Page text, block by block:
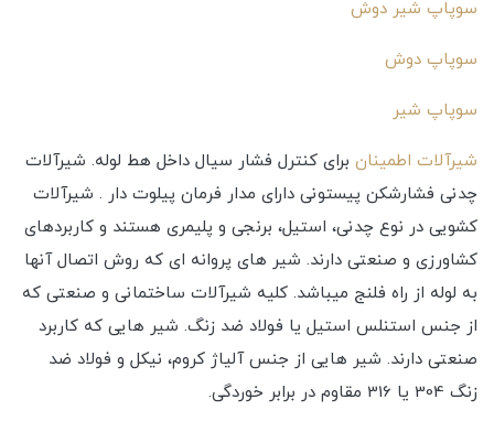
سوپاپ شیر دوش
سوپاپ دوش
سوپاپ شیر
شیرآلات اطمینان برای کنترل فشار سیال داخل هط لوله. شیرآلات
چدنی فشارشکن پیستونی دارای مدار فرمان پیلوت دار . شیرآلات
کشویی در نوع چدنی، استیل، برنجی و پلیمری هستند و کاربردهای
کشاورزی و صنعتی دارند. شیر های پروانه ای که روش اتصال آنها
به لوله از راه فلنج میباشد. کلیه شیرآلات ساختمانی و صنعتی که
از جنس استنلس استیل یا فولاد ضد زنگ. شیر هایی که کاربرد
صنعتی دارند. شیر هایی از جنس آلیاژ کروم، نیکل و فولاد ضد
زنگ 304 یا 316 مقاوم در برابر خوردگی.